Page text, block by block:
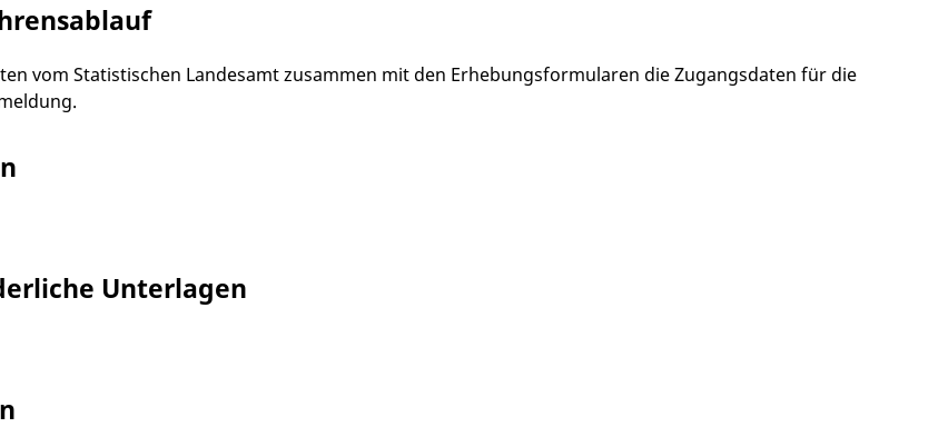
vom Statistischen Landesamt zusammen mit den Erhebungsformularen die Zugangsdaten für die
Unterlagen